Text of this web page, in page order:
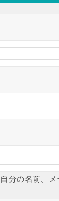
分の名前、メ